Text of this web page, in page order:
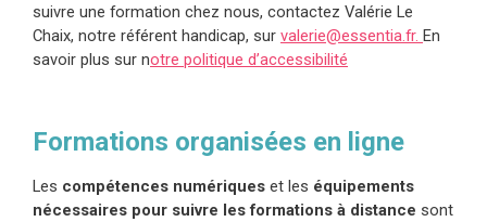
suivre une formation chez nous, contactez Valérie Le
Chaix, notre référent handicap, sur valerie@essentia.fr. En
savoir plus sur notre politique d’accessibilité
Formations organisées en ligne
Les compétences numériques et les équipements
nécessaires pour suivre les formations à distance sont